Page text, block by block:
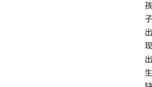
孩
子
出
现
出
生